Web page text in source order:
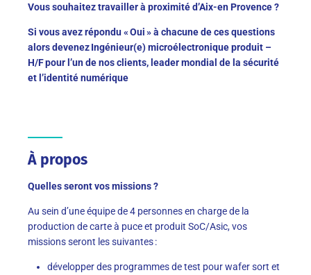
Vous souhaitez travailler à proximité d’Aix-en Provence ?
Si vous avez répondu « Oui » à chacune de ces questions
alors devenez Ingénieur(e) microélectronique produit –
H/F pour l’un de nos clients, leader mondial de la sécurité
et l’identité numérique
À propos
Quelles seront vos missions ?
Au sein d’une équipe de 4 personnes en charge de la
production de carte à puce et produit SoC/Asic, vos
missions seront les suivantes :
développer des programmes de test pour wafer sort et